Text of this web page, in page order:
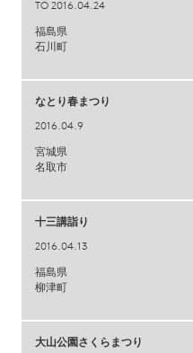
TO 2016.04.24
福島県
石川町
なとり春まつり
2016.04.9
宮城県
名取市
十三講詣り
2016.04.13
福島県
柳津町
大山公園さくらまつり